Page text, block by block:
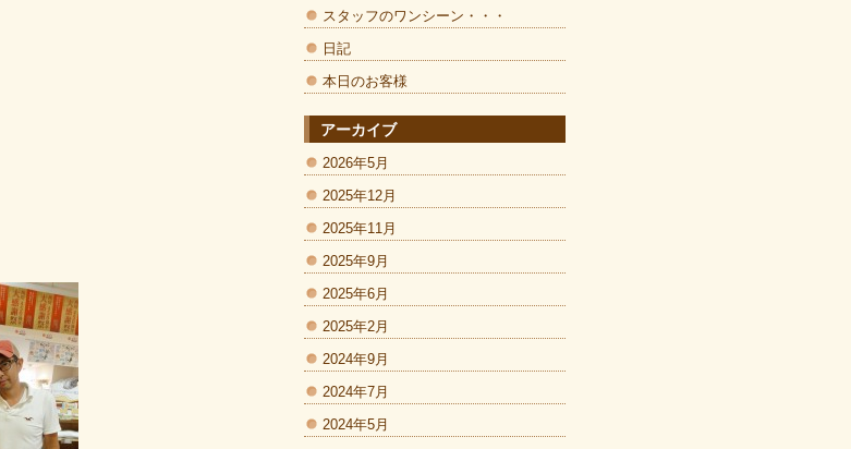
スタッフのワンシーン・・・
日記
本日のお客様
アーカイブ
2026年5月
2025年12月
2025年11月
2025年9月
2025年6月
2025年2月
2024年9月
2024年7月
2024年5月